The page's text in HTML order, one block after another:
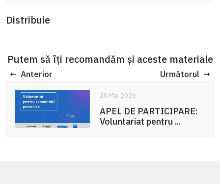
Distribuie
Putem să îți recomandăm și aceste materiale
Anterior Următorul
20 Mai 2026
APEL DE PARTICIPARE:
Voluntariat pentru ...